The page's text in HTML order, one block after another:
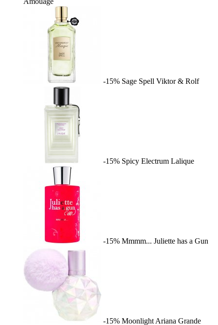
-15% Sage Spell Viktor & Rolf
-15% Spicy Electrum Lalique
-15% Mmmm... Juliette has a Gun
-15% Moonlight Ariana Grande